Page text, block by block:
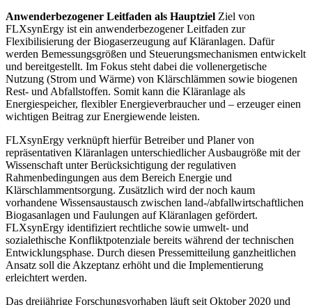
Anwenderbezogener Leitfaden als Hauptziel Ziel von
FLXsynErgy ist ein anwenderbezogener Leitfaden zur
Flexibilisierung der Biogaserzeugung auf Kläranlagen. Dafür
werden Bemessungsgrößen und Steuerungsmechanismen entwickelt
und bereitgestellt. Im Fokus steht dabei die vollenergetische
Nutzung (Strom und Wärme) von Klärschlämmen sowie biogenen
Rest- und Abfallstoffen. Somit kann die Kläranlage als
Energiespeicher, flexibler Energieverbraucher und – erzeuger einen
wichtigen Beitrag zur Energiewende leisten.
FLXsynErgy verknüpft hierfür Betreiber und Planer von
repräsentativen Kläranlagen unterschiedlicher Ausbaugröße mit der
Wissenschaft unter Berücksichtigung der regulativen
Rahmenbedingungen aus dem Bereich Energie und
Klärschlammentsorgung. Zusätzlich wird der noch kaum
vorhandene Wissensaustausch zwischen land-/abfallwirtschaftlichen
Biogasanlagen und Faulungen auf Kläranlagen gefördert.
FLXsynErgy identifiziert rechtliche sowie umwelt- und
sozialethische Konfliktpotenziale bereits während der technischen
Entwicklungsphase. Durch diesen Pressemitteilung ganzheitlichen
Ansatz soll die Akzeptanz erhöht und die Implementierung
erleichtert werden.
Das dreijährige Forschungsvorhaben läuft seit Oktober 2020 und